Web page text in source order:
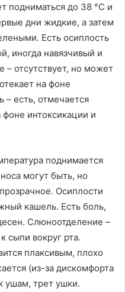
подниматься до 38 °C и
дни жидкие, а затем
Есть осиплость
иногда навязчивый и
отсутствует, но может
на фоне
– есть, отмечается
фоне интоксикации и
поднимается
могут быть, но
Осиплости
кашель. Есть боль,
Слюноотделение –
сыпи вокруг рта.
плаксивым, плохо
(из-за дискомфорта
ушам, трет ушки.